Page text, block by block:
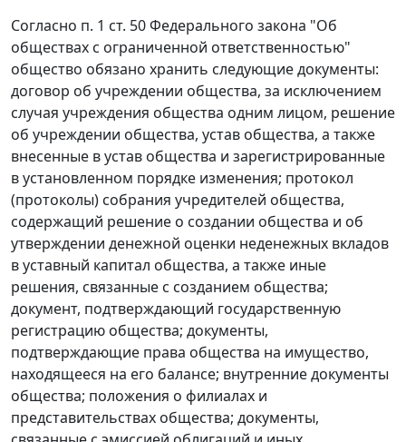
Согласно п. 1 ст. 50 Федерального закона "Об
обществах с ограниченной ответственностью"
общество обязано хранить следующие документы:
договор об учреждении общества, за исключением
случая учреждения общества одним лицом, решение
об учреждении общества, устав общества, а также
внесенные в устав общества и зарегистрированные
в установленном порядке изменения; протокол
(протоколы) собрания учредителей общества,
содержащий решение о создании общества и об
утверждении денежной оценки неденежных вкладов
в уставный капитал общества, а также иные
решения, связанные с созданием общества;
документ, подтверждающий государственную
регистрацию общества; документы,
подтверждающие права общества на имущество,
находящееся на его балансе; внутренние документы
общества; положения о филиалах и
представительствах общества; документы,